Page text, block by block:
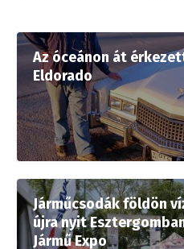
Az óceánon át
Eldorado
Járműcsodák földön
újra nyit
Jármű Expo